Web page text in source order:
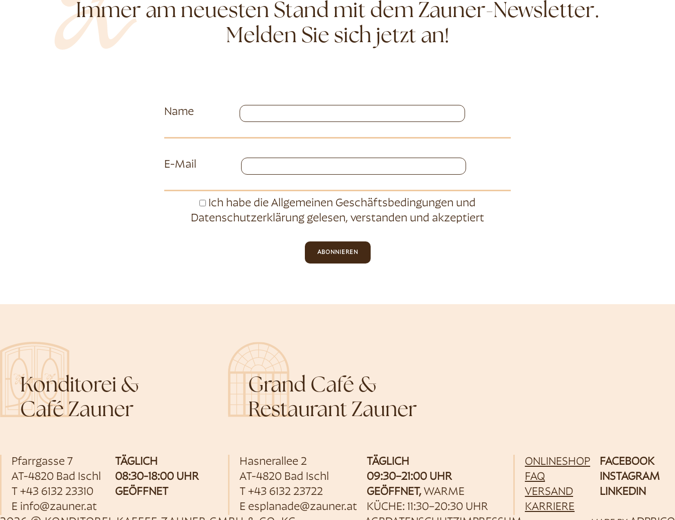
Immer am neuesten Stand mit dem Zauner-Newsletter.
Melden Sie sich jetzt an!
Name
E-Mail
Ich habe die Allgemeinen Geschäftsbedingungen und
Datenschutzerklärung gelesen, verstanden und akzeptiert
ABONNIEREN
Konditorei &
Café Zauner
Pfarrgasse 7
AT-4820 Bad Ischl
T +43 6132 23310
E info@zauner.at
TÄGLICH
08:30-18:00 UHR
GEÖFFNET
Grand Café &
Restaurant Zauner
Hasnerallee 2
AT-4820 Bad Ischl
T+43 6132 23722
E esplanade@zauner.at
TÄGLICH
09:30–21:00 UHR
GEÖFFNET, WARME
KÜCHE: 11:30–20:30 UHR
ONLINESHOP
FAQ
VERSAND
KARRIERE
FACEBOOK
INSTAGRAM
LINKEDIN